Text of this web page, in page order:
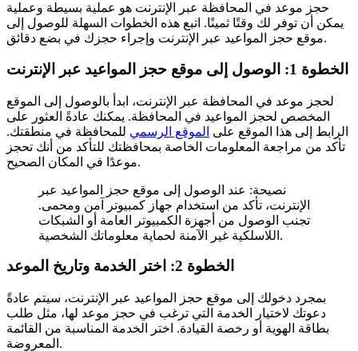
حجز موعد في المحافظة عبر الإنترنت هو عملية بسيطة وعملية
يمكن أن توفر لك وقتًا ثمينًا. اتبع هذه الخطوات السهلة للوصول إلى
موقع حجز المواعيد عبر الإنترنت وإجراء حجزك في بضع دقائق.
الخطوة 1: الوصول إلى موقع حجز المواعيد عبر الإنترنت
لحجز موعد في المحافظة عبر الإنترنت، ابدأ بالوصول إلى الموقع
المخصص لحجز المواعيد في المحافظة. يمكنك عادةً العثور على
الرابط إلى هذا الموقع على الموقع الرسمي للمحافظة في منطقتك.
تأكد من مراجعة المعلومات الخاصة بمحافظتك للتأكد من أنك تحجز
موعدًا في المكان الصحيح.
نصيحة: عند الوصول إلى موقع حجز المواعيد عبر
الإنترنت، تأكد من استخدام جهاز كمبيوتر آمن ومحمى.
تجنب الوصول من أجهزة الكمبيوتر العامة أو الشبكات
اللاسلكية غير الآمنة لحماية معلوماتك الشخصية.
الخطوة 2: اختر الخدمة وتاريخ الموعد
بمجرد دخولك إلى موقع حجز المواعيد عبر الإنترنت، سيتم عادةً
دعوتك لاختيار الخدمة التي ترغب في حجز موعد لها، مثل طلب
بطاقة الهوية أو رخصة القيادة. اختر الخدمة المناسبة من القائمة
المعروضة.